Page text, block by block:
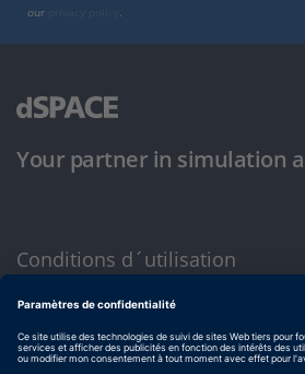
our
.
Your partner in simulation
Conditions d´utilisation
Politique de confidentialité
Mentions légales et conditions